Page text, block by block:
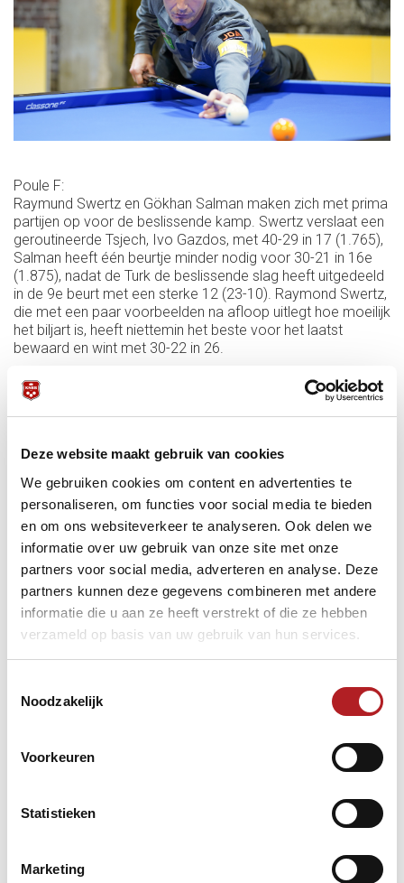
Deze website maakt gebruik van cookies
We gebruiken cookies om content en advertenties te
personaliseren, om functies voor social media te bieden
en om ons websiteverkeer te analyseren. Ook delen we
informatie over uw gebruik van onze site met onze
partners voor social media, adverteren en analyse. Deze
partners kunnen deze gegevens combineren met andere
informatie die u aan ze heeft verstrekt of die ze hebben
verzameld op basis van uw gebruik van hun services.
Noodzakelijk
Voorkeuren
Statistieken
Marketing
Poule F:
Raymund Swertz en Gökhan Salman maken zich met prima
partijen op voor de beslissende kamp. Swertz verslaat een
geroutineerde Tsjech, Ivo Gazdos, met 40-29 in 17 (1.765),
Salman heeft één beurtje minder nodig voor 30-21 in 16e
(1.875), nadat de Turk de beslissende slag heeft uitgedeeld
in de 9e beurt met een sterke 12 (23-10). Raymond Swertz,
die met een paar voorbeelden na afloop uitlegt hoe moeilijk
het biljart is, heeft niettemin het beste voor het laatst
bewaard en wint met 30-22 in 26.
Poule G:
De opening van Ja In Kang is tien beurten beter dan die van
Ramazan Durdu in de eerste partijen tegen Herbert Szivacz.
Het gaat dus tussen Kang en Durdu voor de hoogste
spelend in Amsterdam en in Duitsland, verslaat Durdu met
Jean van Erp slaat zich door de eerste krachtmeting tegen
doet even later ook de Oostenrijker Gerhard Kostistansky
met 30-26 in 23 op weg naar de partij waarin het alleen om